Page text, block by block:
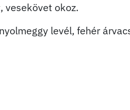
vesekövet okoz.
levél, fehér